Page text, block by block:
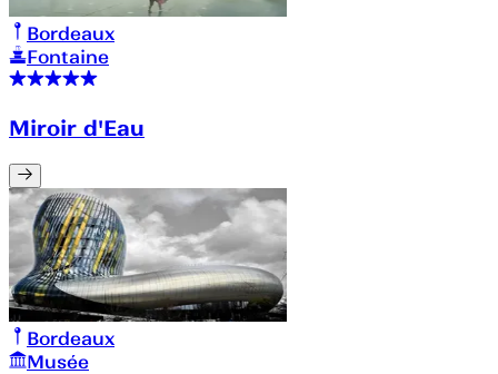
Bordeaux
Fontaine
Miroir d'Eau
Bordeaux
Musée